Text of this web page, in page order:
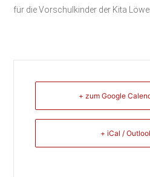
für die Vorschulkinder der Kita
+ zum Google
+ iCal /